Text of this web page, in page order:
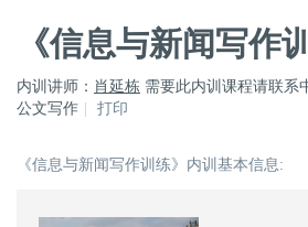
《信息与新闻写作
内训讲师： 肖延栋 需要此内训课程请联系
公文写作
打印
《信息与新闻写作训练》内训基本信息: